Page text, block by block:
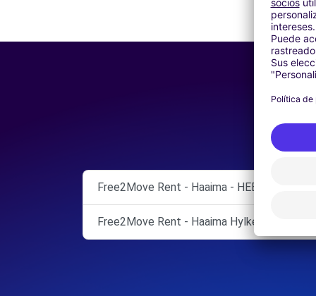
Free2Move Rent - Haaima - HEERENVEEN
Free2Move Rent - Haaima Hylkema